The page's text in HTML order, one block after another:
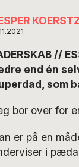
//
end én
som
bor over for
er på en
i